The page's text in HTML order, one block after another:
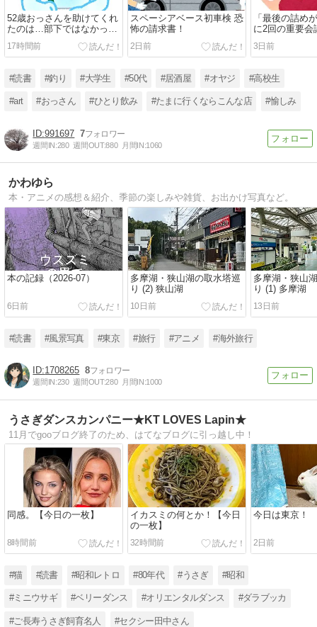
52歳おっさんを助けてくれ
たのは…部下ではなかっ
た…（笑）
17時間前
スペーシアベース初車検 恐
怖の請求書！
2日前
「最後の詰め
に2回の重要会
3日前
#読書 #釣り #大学生 #50代 #居酒屋 #オヤジ #高校生
#art #おっさん #ひとり飲み #たまに行くならこんな店 #愉しみ
991697 7
週間IN:280 週間OUT:880 月間IN:1060
かわゆら
本・アニメの感想＆紹介、季節の楽しみや雑貨、お出かけ写真など。
本の記録（2026-07）
6日前
多摩湖・狭山湖の取水塔巡
り (2) 狭山湖
10日前
多摩湖・狭山
り (1) 多摩湖
13日前
#読書 #風景写真 #東京 #旅行 #アニメ #海外旅行
1708265 8
週間IN:230 週間OUT:280 月間IN:1000
うさぎダンスカンパニー★KT LOVES Lapin★
11月でgooブログ終了のため、はてなブログに引っ越し中！
同感。【今日の一枚】
8時間前
イカスミの何とか！【今日
の一枚】
32時間前
今日は東京！
2日前
#猫 #読書 #昭和レトロ #80年代 #うさぎ #昭和
#ミニウサギ #ベリーダンス #オリエンタルダンス #ダラブッカ
#ご長寿うさぎ飼育名人 #セクシー田中さん